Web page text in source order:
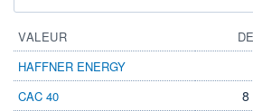
VALEUR
HAFFNER ENERGY
CAC 40 8